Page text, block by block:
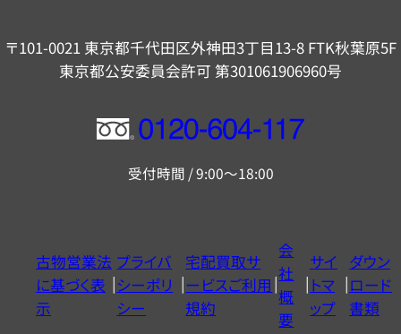
〒101-0021 東京都千代田区外神田3丁目13-8 FTK秋葉原5F
東京都公安委員会許可 第301061906960号
フ
ー
ヤ
ル
0120604117
受付時間 / 9:00～18:00
古物営業法
に基づく表
示
プライバ
シーポリ
シー
宅配買取サ
ービスご利用
規約
会
社
概
要
サイ
トマ
ップ
ダウン
ロード
書類